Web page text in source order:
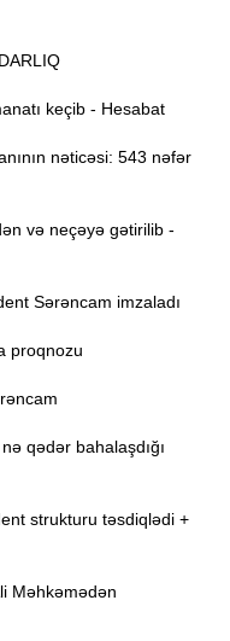
keçib - Hesabat
nəticəsi: 543 nəfər
və neçəyə gətirilib -
Sərəncam imzaladı
proqnozu
qədər bahalaşdığı
strukturu təsdiqlədi +
Məhkəmədən